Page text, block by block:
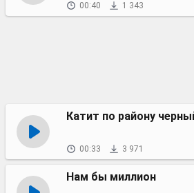
00:40 1 343
Катит по району
00:33 3 971
Нам бы миллион